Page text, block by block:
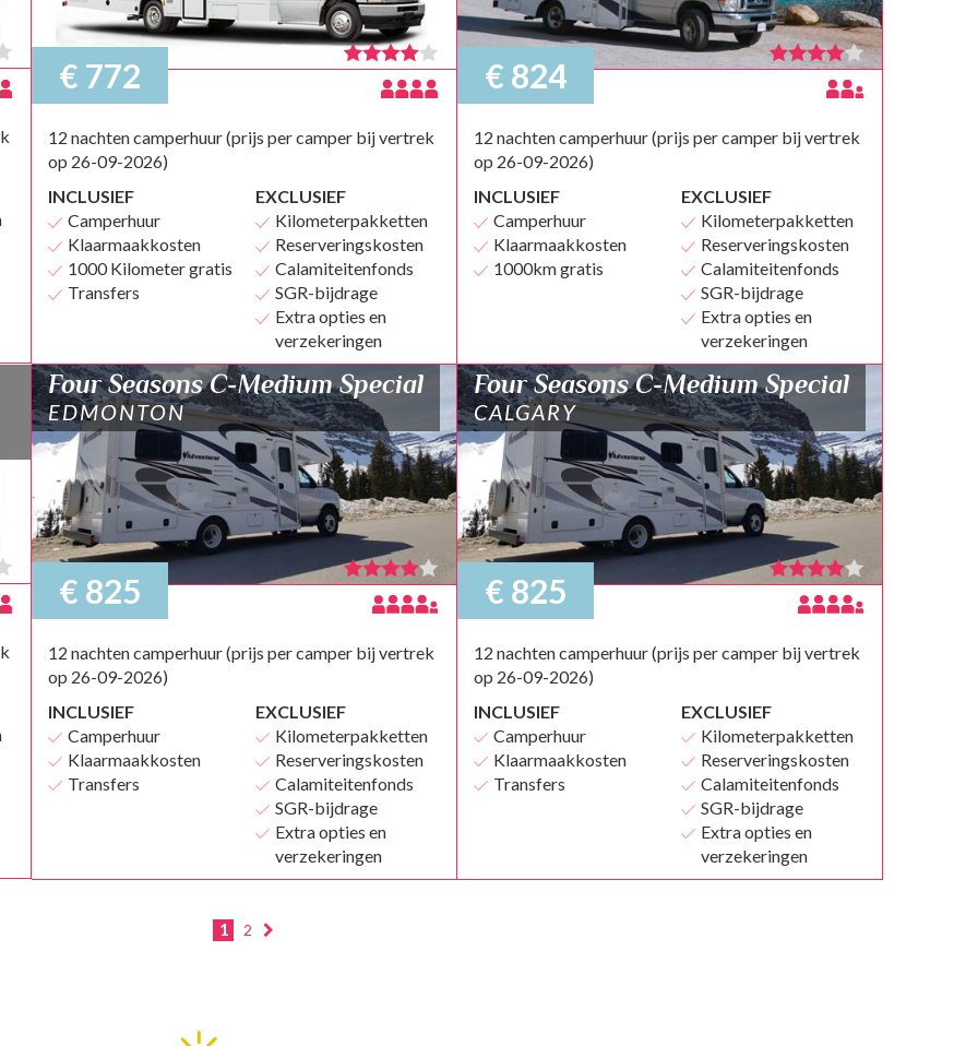
€ 772
12 nachten camperhuur (prijs per camper bij vertrek
op 26-09-2026)
INCLUSIEF
Camperhuur
Klaarmaakkosten
1000 Kilometer gratis
Transfers
EXCLUSIEF
Kilometerpakketten
Reserveringskosten
Calamiteitenfonds
SGR-bijdrage
Extra opties en
verzekeringen
€ 824
12 nachten camperhuur (prijs per camper bij vertrek
op 26-09-2026)
INCLUSIEF
Camperhuur
Klaarmaakkosten
1000km gratis
EXCLUSIEF
Kilometerpakketten
Reserveringskosten
Calamiteitenfonds
SGR-bijdrage
Extra opties en
verzekeringen
Four Seasons C-Medium Special
EDMONTON
€ 825
12 nachten camperhuur (prijs per camper bij vertrek
op 26-09-2026)
INCLUSIEF
Camperhuur
Klaarmaakkosten
Transfers
EXCLUSIEF
Kilometerpakketten
Reserveringskosten
Calamiteitenfonds
SGR-bijdrage
Extra opties en
verzekeringen
Four Seasons C-Medium Special
CALGARY
€ 825
12 nachten camperhuur (prijs per camper bij vertrek
op 26-09-2026)
INCLUSIEF
Camperhuur
Klaarmaakkosten
Transfers
EXCLUSIEF
Kilometerpakketten
Reserveringskosten
Calamiteitenfonds
SGR-bijdrage
Extra opties en
verzekeringen
1 2